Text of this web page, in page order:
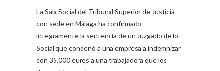
La Sala Social del Tribunal Superior de Justicia
con sede en Málaga ha confirmado
íntegramente la sentencia de un Juzgado de lo
Social que condenó a una empresa a indemnizar
con 35.000 euros a una trabajadora que los